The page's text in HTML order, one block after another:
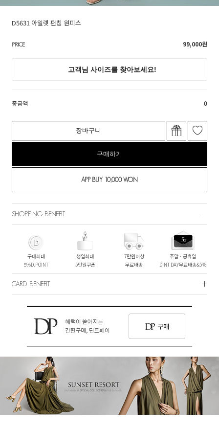
D5631 아일렛 펀칭 원피스
PRICE 99,000원
총금액 0
장바구니
구매하기
SHOPPING BENEFIT
구매최대
5%D.POINT
생일최대
5만원쿠폰
7만원이상
무료배송
주말ㆍ공휴일
DINT DAY무료배송&5%
CARD BENEFIT